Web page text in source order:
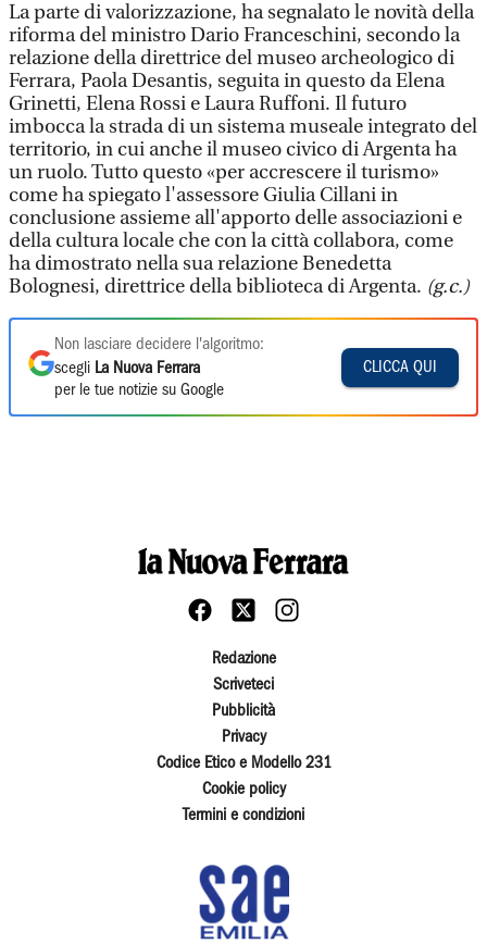
La parte di valorizzazione, ha segnalato le novità della
riforma del ministro Dario Franceschini, secondo la
relazione della direttrice del museo archeologico di
Ferrara, Paola Desantis, seguita in questo da Elena
Grinetti, Elena Rossi e Laura Ruffoni. Il futuro
imbocca la strada di un sistema museale integrato del
territorio, in cui anche il museo civico di Argenta ha
un ruolo. Tutto questo «per accrescere il turismo»
come ha spiegato l'assessore Giulia Cillani in
conclusione assieme all'apporto delle associazioni e
della cultura locale che con la città collabora, come
ha dimostrato nella sua relazione Benedetta
Bolognesi, direttrice della biblioteca di Argenta. (g.c.)
Non lasciare decidere l'algoritmo:
scegli La Nuova Ferrara
per le tue notizie su Google
CLICCA QUI
Redazione
Scriveteci
Pubblicità
Privacy
Codice Etico e Modello 231
Cookie policy
Termini e condizioni